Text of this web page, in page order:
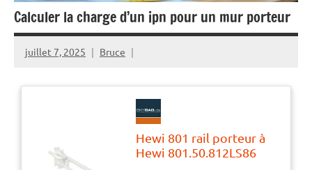
Calculer la charge d’un ipn pour un mur porteur
juillet 7, 2025 Bruce
Hewi 801 rail porteur à
Hewi 801.50.812LS86